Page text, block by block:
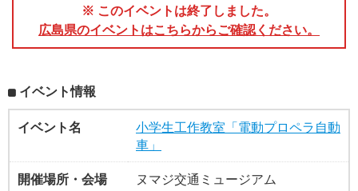
※ このイベントは終了しました。
広島県のイベントはこちらからご確認ください。
イベント情報
イベント名
小学生工作教室「電動プロペラ自動
車」
開催場所・会場
ヌマジ交通ミュージアム